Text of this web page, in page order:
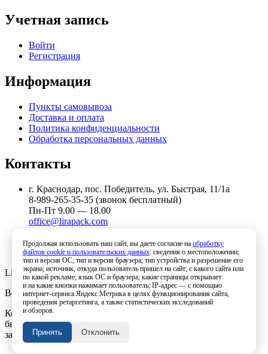
Учетная запись
Войти
Регистрация
Информация
Пункты самовывоза
Доставка и оплата
Политика конфиденциальности
Обработка персональных данных
Контакты
г. Краснодар, пос. Победитель, ул. Быстрая, 11/1а
8-989-265-35-35 (звонок бесплатный)
Пн-Пт 9.00 — 18.00
office@lirapack.com
Lirapack ©2026 Все права защищены.
Все торговые марки принадлежат их владельцам
Копирование составляющих частей сайта в какой бы то ни
было форме без разрешения владельца авторских прав
запрещено
Продолжая использовать наш сайт, вы даете согласие на обработку
файлов cookie и пользовательских данных: сведения о местоположении;
тип и версия ОС; тип и версия браузера; тип устройства и разрешение его
экрана; источник, откуда пользователь пришел на сайт; с какого сайта или
по какой рекламе; язык ОС и браузера; какие страницы открывает
и на какие кнопки нажимает пользователь; IP-адрес — с помощью
интернет-сервиса Яндекс.Метрика в целях функционирования сайта,
проведения ретаргетинга, а также статистических исследований
и обзоров.
Принять Отклонить